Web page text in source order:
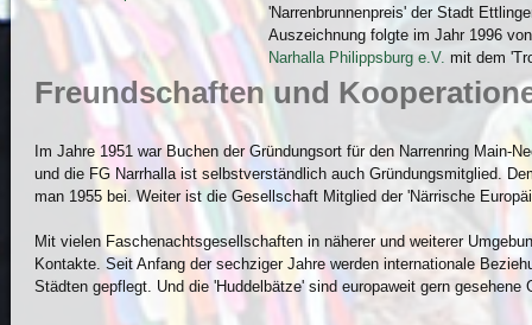
'Narrenbrunnenpreis' der Stadt
Auszeichnung folgte im Jahr 1996
Narhalla Philippsburg e.V. mit dem
Freundschaften und
Im Jahre 1951 war Buchen der Gründungsort für den Narrenring Main-
und die FG Narrhalla ist selbstverständlich auch Gründungsmitglied.
man 1955 bei. Weiter ist die Gesellschaft Mitglied der 'Närrische
Mit vielen Faschenachtsgesellschaften in näherer und weiterer
Kontakte. Seit Anfang der sechziger Jahre werden internationale
Städten gepflegt. Und die 'Huddelbätze' sind europaweit gern gesehene